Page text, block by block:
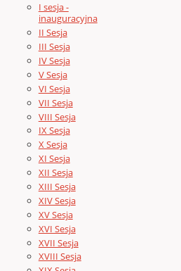
I sesja -
inauguracyjna
II Sesja
III Sesja
IV Sesja
V Sesja
VI Sesja
VII Sesja
VIII Sesja
IX Sesja
X Sesja
XI Sesja
XII Sesja
XIII Sesja
XIV Sesja
XV Sesja
XVI Sesja
XVII Sesja
XVIII Sesja